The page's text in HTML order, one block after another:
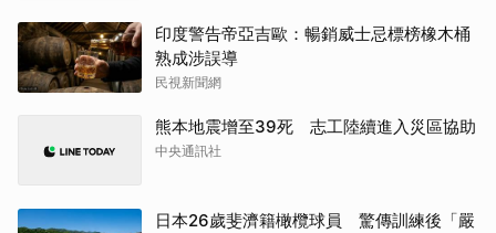
印度警告帝亞吉歐：暢銷威士忌標榜橡木桶
熟成涉誤導
民視新聞網
熊本地震增至39死 志工陸續進入災區協助
中央通訊社
日本26歲斐濟籍橄欖球員 驚傳訓練後「嚴